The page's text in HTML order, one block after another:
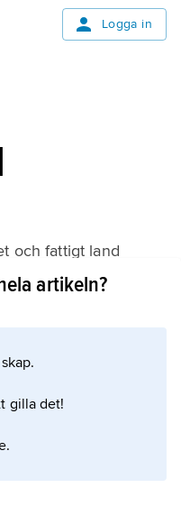
Logga in
och fattigt land
och ett
artikeln?
gilla det!